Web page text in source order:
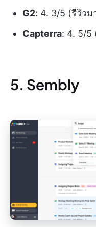
G2: 4. 3/5 (รีวิวม
Capterra: 4. 5/5
5. Sembly